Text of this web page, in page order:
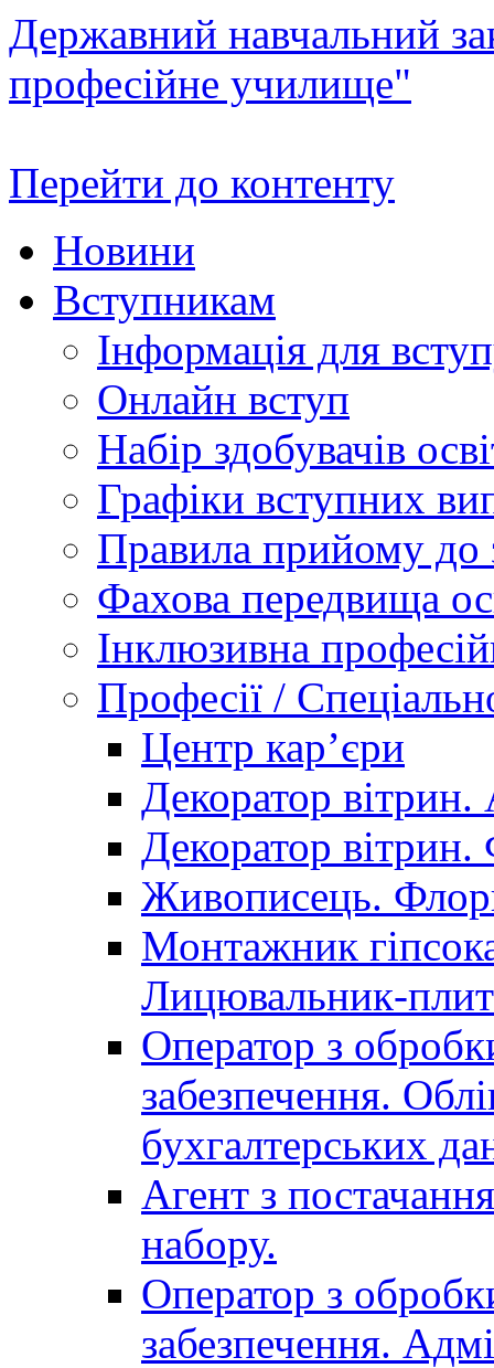
Державний навчальний
професійне училище"
Перейти до контенту
Новини
Вступникам
Інформація для
Онлайн вступ
Набір здобувачів
Графіки вступних
Правила прийому до
Фахова передвища
Інклюзивна
Професії /
Центр кар’єри
Декоратор вітрин.
Декоратор вітрин.
Живописець.
Монтажник
Лицювальник-
Оператор з
забезпечення.
бухгалтерських
Агент з
набору.
Оператор з
забезпечення.